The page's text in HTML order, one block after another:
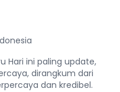
Hari ini paling update,
dirangkum dari
dan kredibel.